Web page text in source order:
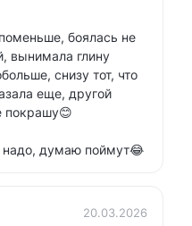
боялась не
вынимала глину
снизу тот, что
еще, другой
надо, думаю поймут😂
20.03.2026